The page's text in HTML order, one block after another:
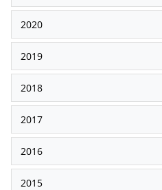
2020
2019
2018
2017
2016
2015